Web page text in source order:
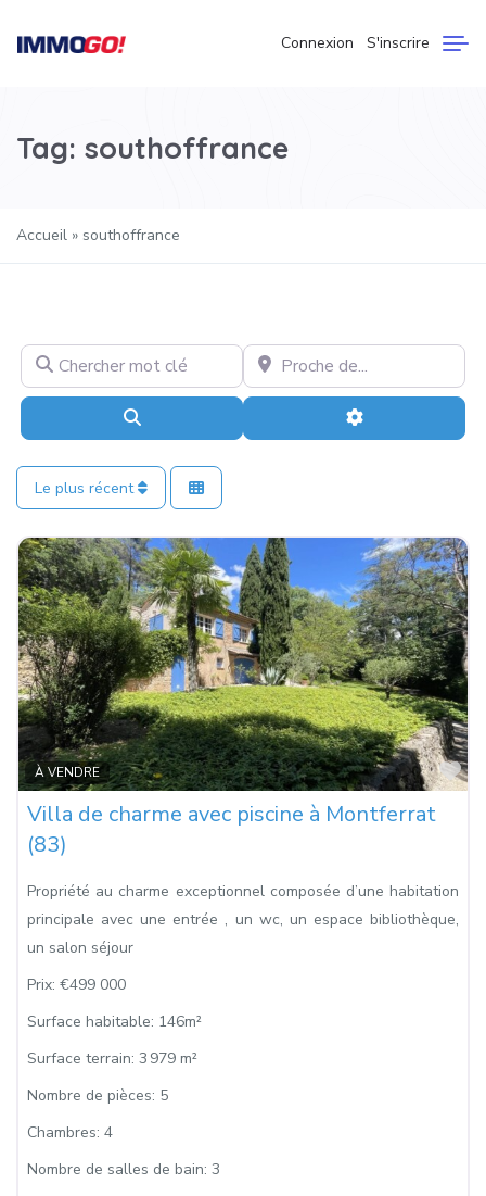
Connexion S'inscrire
Tag: southoffrance
Accueil » southoffrance
Chercher mot clé Proche de…
Recherche Advanced
Le plus récent
À VENDRE
Villa de charme avec piscine à Montferrat
(83)
Propriété au charme exceptionnel composée d’une habitation
principale avec une entrée , un wc, un espace bibliothèque,
un salon séjour
Prix: €499 000
Surface habitable: 146m²
Surface terrain: 3 979 m²
Nombre de pièces: 5
Chambres: 4
Nombre de salles de bain: 3